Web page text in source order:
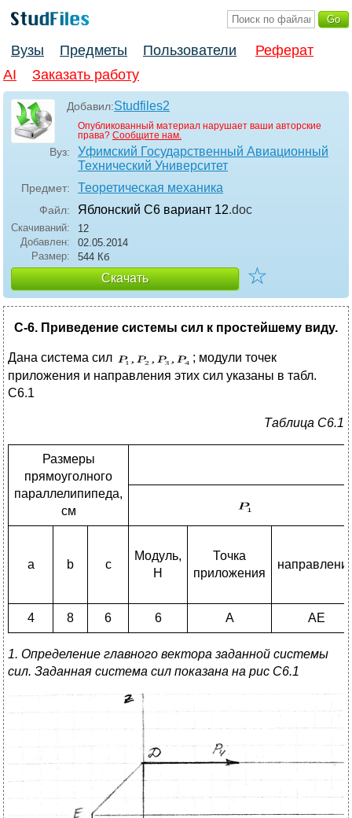
Вузы Предметы Пользователи
Реферат
AI
Заказать работу
Добавил:Studfiles2
Опубликованный материал нарушает ваши авторские
права? Сообщите нам.
Вуз:
Уфимский Государственный Авиационный
Технический Университет
Предмет: Теоретическая механика
Файл: Яблонский С6 вариант 12.doc
Скачиваний:
12
Добавлен:
02.05.2014
Размер:
544 Кб
Скачать ☆
C-6. Приведение системы сил к простейшему виду.
Дана система сил
; модули точек
приложения и направления этих сил указаны в табл.
C6.1
Таблица C6.1
Размеры
прямоуголного
параллелипипеда,
см
a b c
Модуль,
Н
Точка
приложения
4 8 6 6 A AE
1. Определение главного вектора заданной системы
сил. Заданная система сил показана на рис C6.1